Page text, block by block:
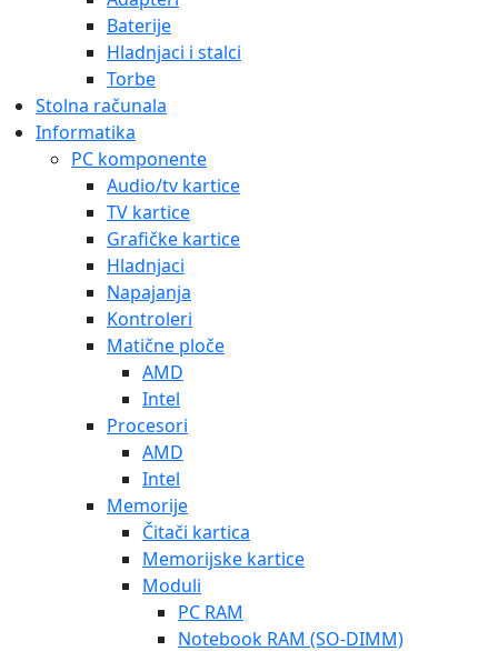
Baterije
Hladnjaci i stalci
Torbe
Stolna računala
Informatika
PC komponente
Audio/tv kartice
TV kartice
Grafičke kartice
Hladnjaci
Napajanja
Kontroleri
Matične ploče
AMD
Intel
Procesori
AMD
Intel
Memorije
Čitači kartica
Memorijske kartice
Moduli
PC RAM
Notebook RAM (SO-DIMM)